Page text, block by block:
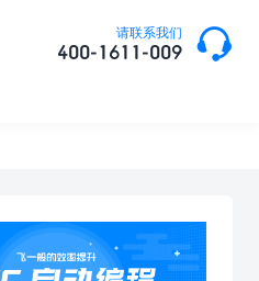
请联系我们
400-1611-009 